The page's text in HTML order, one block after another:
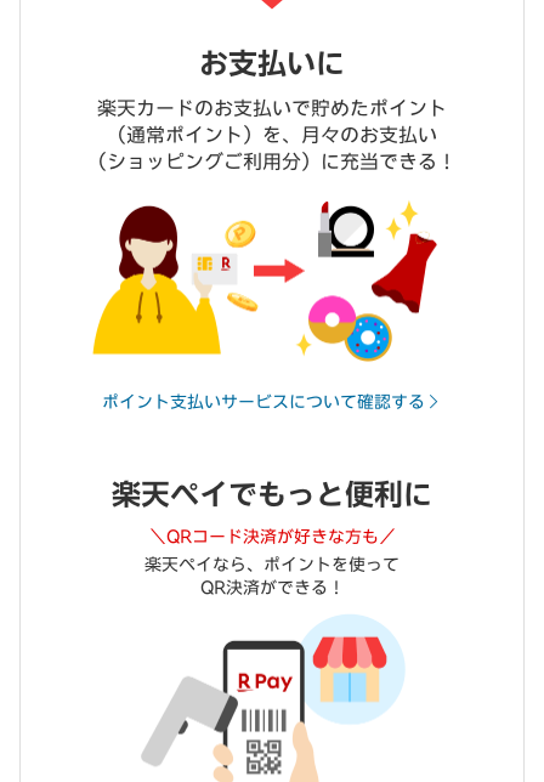
お支払いに
楽天カードのお支払いで貯めたポイント
（通常ポイント）
を、月々のお支払い
（ショッピングご利用分）
に充当できる！
ポイント支払いサービスについて確認する
楽天ペイでもっと便利に
＼QRコード決済が好きな方も／
楽天ペイなら、ポイントを使って
QR決済ができる！